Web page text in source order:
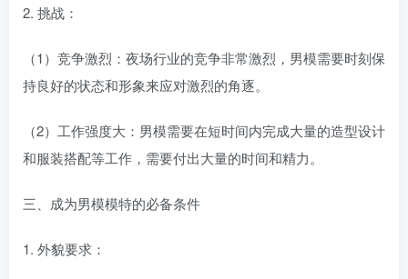
2. 挑战：
（1）竞争激烈：夜场行业的竞争非常激烈，男模需要时刻保
持良好的状态和形象来应对激烈的角逐。
（2）工作强度大：男模需要在短时间内完成大量的造型设计
和服装搭配等工作，需要付出大量的时间和精力。
三、成为男模模特的必备条件
1. 外貌要求：